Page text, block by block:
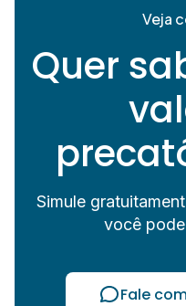
Veja
Quer
Simule
você
Fale